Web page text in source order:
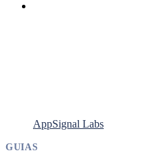
AppSignal Labs
GUIAS